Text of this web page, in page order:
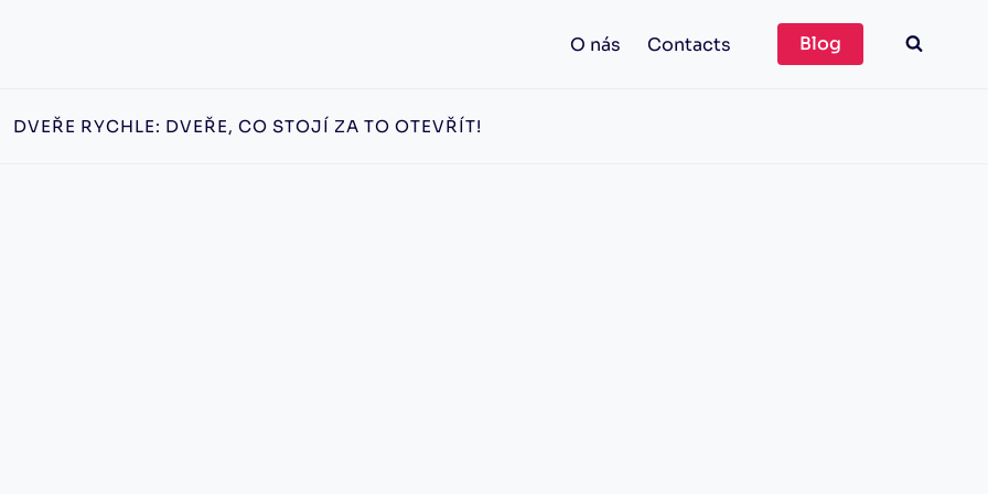
O nás Contacts Blog
DVEŘE RYCHLE: DVEŘE, CO STOJÍ ZA TO OTEVŘÍT!